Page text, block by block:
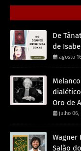
De
de
agosto
Oro de
julho 06,
Wagner
Salão